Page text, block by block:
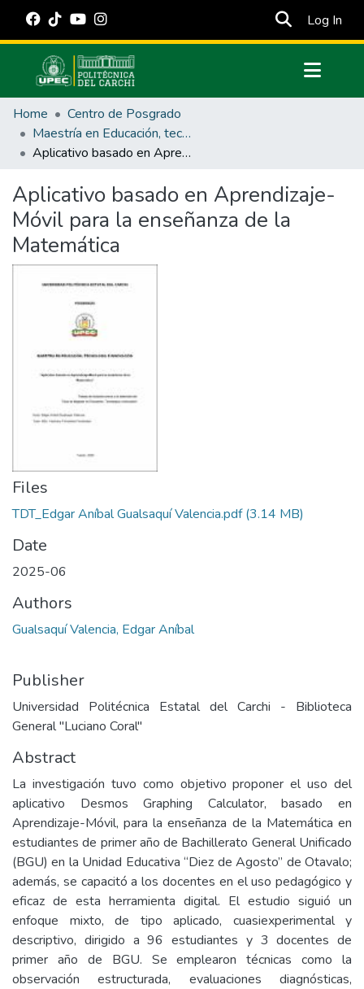
Log In
Communities & Collections
All of DSpace
Statistics
Estadísticas Externas
Manuales
Home
Centro de Posgrado
Maestría en Educación, tecnología e innovación.
Aplicativo basado en Aprendizaje-Móvil para la enseñanza de la Matemática
Aplicativo basado en Aprendizaje-
Móvil para la enseñanza de la
Matemática
Files
TDT_Edgar Aníbal Gualsaquí Valencia.pdf(3.14 MB)
Date
2025-06
Authors
Gualsaquí Valencia, Edgar Aníbal
Publisher
Universidad Politécnica Estatal del Carchi - Biblioteca
General "Luciano Coral"
Abstract
La investigación tuvo como objetivo proponer el uso del
aplicativo Desmos Graphing Calculator, basado en
Aprendizaje-Móvil, para la enseñanza de la Matemática en
estudiantes de primer año de Bachillerato General Unificado
(BGU) en la Unidad Educativa “Diez de Agosto” de Otavalo;
además, se capacitó a los docentes en el uso pedagógico y
eficaz de esta herramienta digital. El estudio siguió un
enfoque mixto, de tipo aplicado, cuasiexperimental y
descriptivo, dirigido a 96 estudiantes y 3 docentes de
primer año de BGU. Se emplearon técnicas como la
observación estructurada, evaluaciones diagnósticas,